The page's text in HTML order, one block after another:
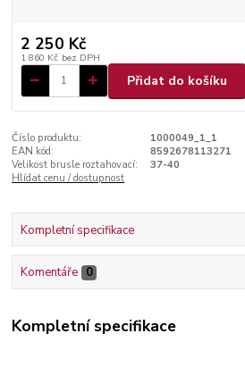
2 250 Kč
1 860 Kč bez DPH
Přidat do košíku
Číslo produktu:
1000049_1_1
EAN kód:
8592678113271
Velikost brusle roztahovací:
37-40
Hlídat cenu / dostupnost
Kompletní specifikace
Komentáře 0
Kompletní specifikace